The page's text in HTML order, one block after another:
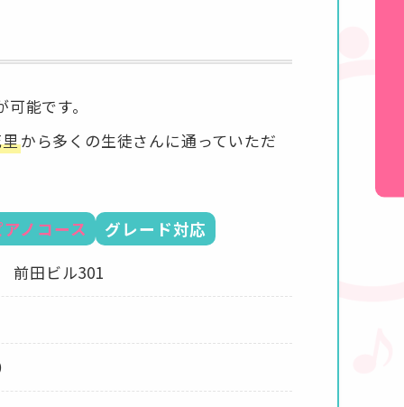
能です。
から多くの生徒さんに通っていただ
アノコース
グレード対応
前田ビル301